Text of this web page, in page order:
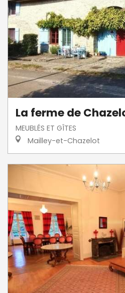
La ferme de
MEUBLÉS ET GÎTES
Mailley-et-Chazelot